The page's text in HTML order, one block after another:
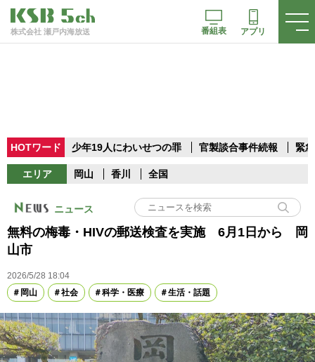
株式会社 瀬戸内海放送 番組表 アプリ
HOTワード 少年19人にわいせつの罪 官製談合事件続報 緊
エリア 岡山 香川 全国
ニュース
無料の梅毒・HIVの郵送検査を実施 6月1日から 岡
山市
2026/5/28 18:04
岡山
社会 科学・医療 生活・話題